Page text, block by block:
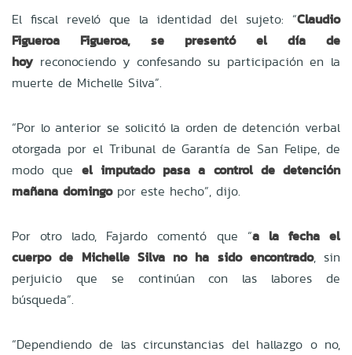
El fiscal reveló que la identidad del sujeto: “Claudio
Figueroa Figueroa, se presentó el día de
hoy reconociendo y confesando su participación en la
muerte de Michelle Silva”.
“Por lo anterior se solicitó la orden de detención verbal
otorgada por el Tribunal de Garantía de San Felipe, de
modo que el imputado pasa a control de detención
mañana domingo por este hecho”, dijo.
Por otro lado, Fajardo comentó que “a la fecha el
cuerpo de Michelle Silva no ha sido encontrado, sin
perjuicio que se continúan con las labores de
búsqueda”.
“Dependiendo de las circunstancias del hallazgo o no,